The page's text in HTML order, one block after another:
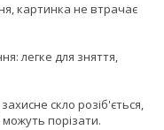
картинка не втрачає
легке для зняття,
скло розіб'ється,
порізати.